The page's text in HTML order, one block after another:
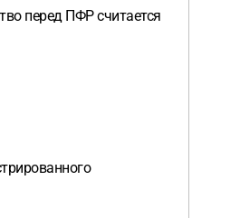
перед ПФР считается